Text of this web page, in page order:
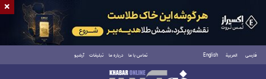
فارسی العربية English تماس با ما درباره ما تبلیغات آرشیو
پنجشنبه ۱۵ مرداد ۱۴۰۵
×